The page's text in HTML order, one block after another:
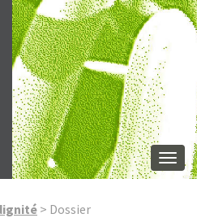
> Dossier